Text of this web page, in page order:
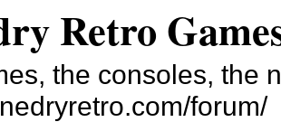
Retro
the consoles, the
forum/